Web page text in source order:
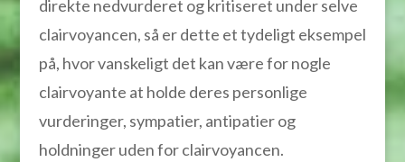
direkte nedvurderet og kritiseret under selve
clairvoyancen, så er dette et tydeligt eksempel
på, hvor vanskeligt det kan være for nogle
clairvoyante at holde deres personlige
vurderinger, sympatier, antipatier og
holdninger uden for clairvoyancen.